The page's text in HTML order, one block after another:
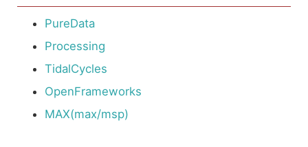
PureData
Processing
TidalCycles
OpenFrameworks
MAX(max/msp)